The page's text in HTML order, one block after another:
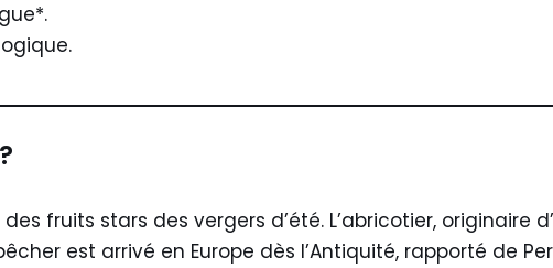
fruits stars des vergers d’été. L’abricotier, originaire
est arrivé en Europe dès l’Antiquité, rapporté de